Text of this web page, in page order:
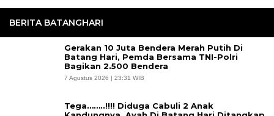
BERITA BATANGHARI
Gerakan 10 Juta Bendera Merah Putih Di
Batang Hari, Pemda Bersama TNI-Polri
Bagikan 2.500 Bendera
7 Agustus 2026 | 23:31 WIB
Tega……..!!!! Diduga Cabuli 2 Anak